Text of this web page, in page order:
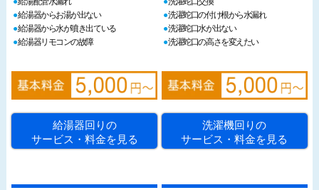
給湯器からお湯が出ない
給湯器から水が噴き出ている
給湯器リモコンの故障
給湯器回りの
サービス・料金を見る
洗濯蛇口の付け根から水漏れ
洗濯蛇口水が出ない
洗濯蛇口の高さを変えたい
洗濯機回りの
サービス・料金を見る